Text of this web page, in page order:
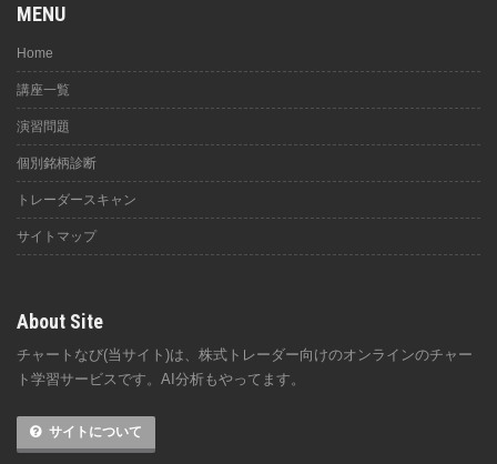
MENU
Home
講座一覧
演習問題
個別銘柄診断
トレーダースキャン
サイトマップ
About Site
チャートなび(当サイト)は、株式トレーダー向けのオンラインのチャー
ト学習サービスです。AI分析もやってます。
サイトについて